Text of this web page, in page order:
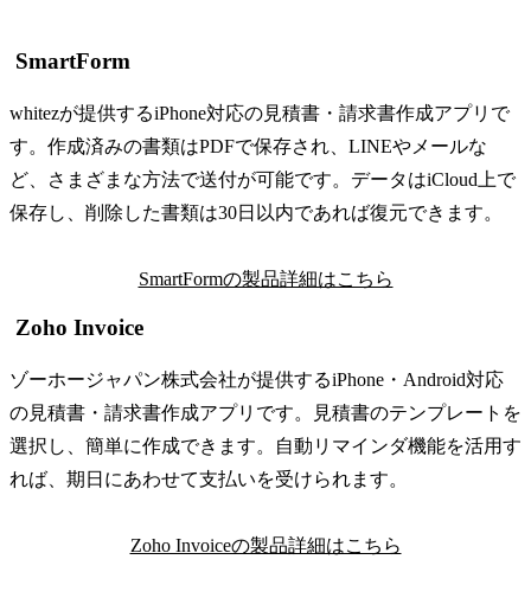
SmartForm
whitezが提供するiPhone対応の見積書・請求書作成アプリで
す。作成済みの書類はPDFで保存され、LINEやメールな
ど、さまざまな方法で送付が可能です。データはiCloud上で
保存し、削除した書類は30日以内であれば復元できます。
SmartFormの製品詳細はこちら
Zoho Invoice
ゾーホージャパン株式会社が提供するiPhone・Android対応
の見積書・請求書作成アプリです。見積書のテンプレートを
選択し、簡単に作成できます。自動リマインダ機能を活用す
れば、期日にあわせて支払いを受けられます。
Zoho Invoiceの製品詳細はこちら